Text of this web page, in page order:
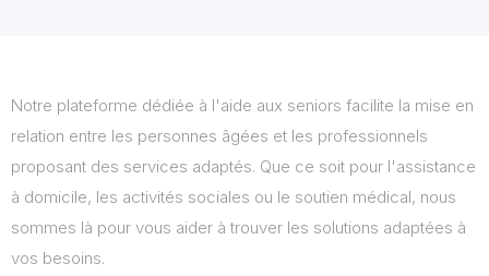
Notre plateforme dédiée à l'aide aux seniors facilite la mise en
relation entre les personnes âgées et les professionnels
proposant des services adaptés. Que ce soit pour l'assistance
à domicile, les activités sociales ou le soutien médical, nous
sommes là pour vous aider à trouver les solutions adaptées à
vos besoins.